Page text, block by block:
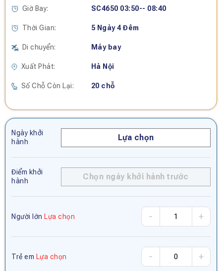
Giờ Bay: SC4650 03:50-- 08:40
Thời Gian: 5 Ngày 4 Đêm
Di chuyển: Máy bay
Xuất Phát: Hà Nội
Số Chỗ Còn Lại: 20 chỗ
Ngày khởi
hành
Lựa chọn
Điểm khởi
hành
Chọn ngày khởi hành trước
Người lớn Lựa chọn - +
Trẻ em Lựa chọn - +